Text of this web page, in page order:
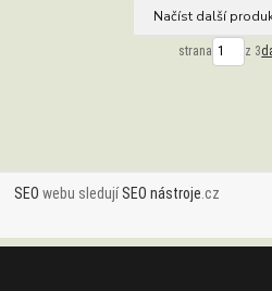
Načíst další
strana z 3
SEO webu sledujíSEO nástroje .cz